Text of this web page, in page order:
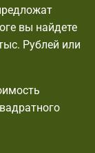
вы найдете
Рублей или